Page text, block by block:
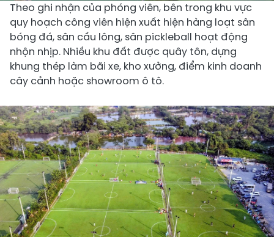
Theo ghi nhận của phóng viên, bên trong khu vực
quy hoạch công viên hiện xuất hiện hàng loạt sân
bóng đá, sân cầu lông, sân pickleball hoạt động
nhộn nhịp. Nhiều khu đất được quây tôn, dựng
khung thép làm bãi xe, kho xưởng, điểm kinh doanh
cây cảnh hoặc showroom ô tô.